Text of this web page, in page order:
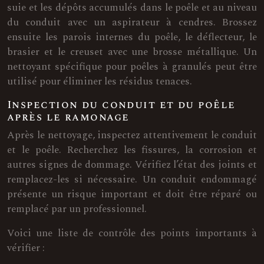
suie et les dépôts accumulés dans le poêle et au niveau
du conduit avec un aspirateur à cendres. Brossez
ensuite les parois internes du poêle, le déflecteur, le
brasier et le creuset avec une brosse métallique. Un
nettoyant spécifique pour poêles à granulés peut être
utilisé pour éliminer les résidus tenaces.
Inspection du conduit et du poêle
après le ramonage
Après le nettoyage, inspectez attentivement le conduit
et le poêle. Recherchez les fissures, la corrosion et
autres signes de dommage. Vérifiez l’état des joints et
remplacez-les si nécessaire. Un conduit endommagé
présente un risque important et doit être réparé ou
remplacé par un professionnel.
Voici une liste de contrôle des points importants à
vérifier :